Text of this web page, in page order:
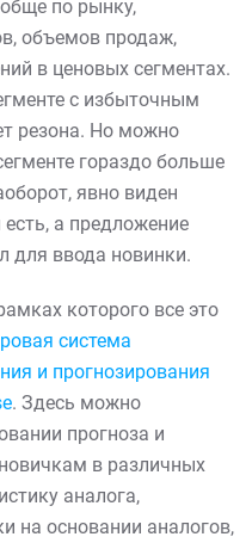
по рынку,
объемов продаж,
в ценовых сегментах.
с избыточным
резона. Но можно
гораздо больше
явно виден
а предложение
для ввода новинки.
которого все это
система
и прогнозирования
. Здесь можно
прогноза и
в различных
аналога,
на основании аналогов,